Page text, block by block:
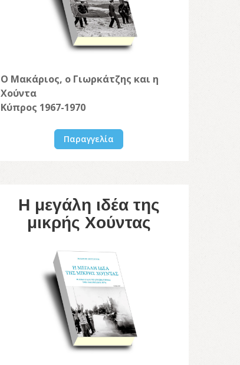
Ο Μακάριος, ο Γιωρκάτζης και η
Χούντα
Κύπρος 1967-1970
Παραγγελία
Η μεγάλη ιδέα της
μικρής Χούντας